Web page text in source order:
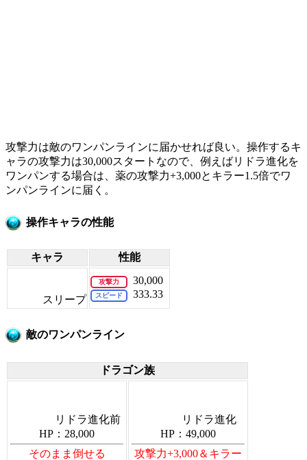
攻撃力は敵のワンパンラインに届かせれば良い。操作するキ
ャラの攻撃力は30,000スタートなので、例えばリドラ進化を
ワンパンする場合は、薬の攻撃力+3,000とキラー1.5倍でワ
ンパンラインに届く。
操作キャラの性能
キャラ 性能
スリープ
攻撃力 30,000
スピード 333.33
敵のワンパンライン
ドラゴン族
リドラ進化前
HP：28,000
そのまま倒せる
リドラ進化
HP：49,000
攻撃力+3,000＆キラー